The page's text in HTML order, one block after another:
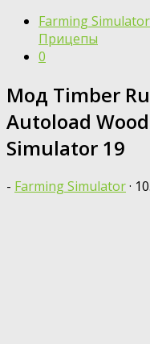
Farming
Прицепы
0
Мод Timber
Autoload
Simulator 19
- Farming Simulator·